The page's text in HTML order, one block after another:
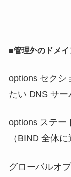
■管理外のドメ
options セクシ
たい DNS サー
options ステー
（BIND 全体
グローバルオ